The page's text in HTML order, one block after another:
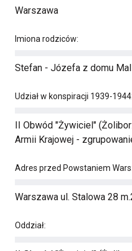
Warszawa
Imiona rodziców:
Stefan - Józefa z domu
Udział w konspiracji 1939-1944:
II Obwód "Żywiciel"
Armii Krajowej -
Adres przed Powstaniem
Warszawa ul. Stalowa 28
Oddział: